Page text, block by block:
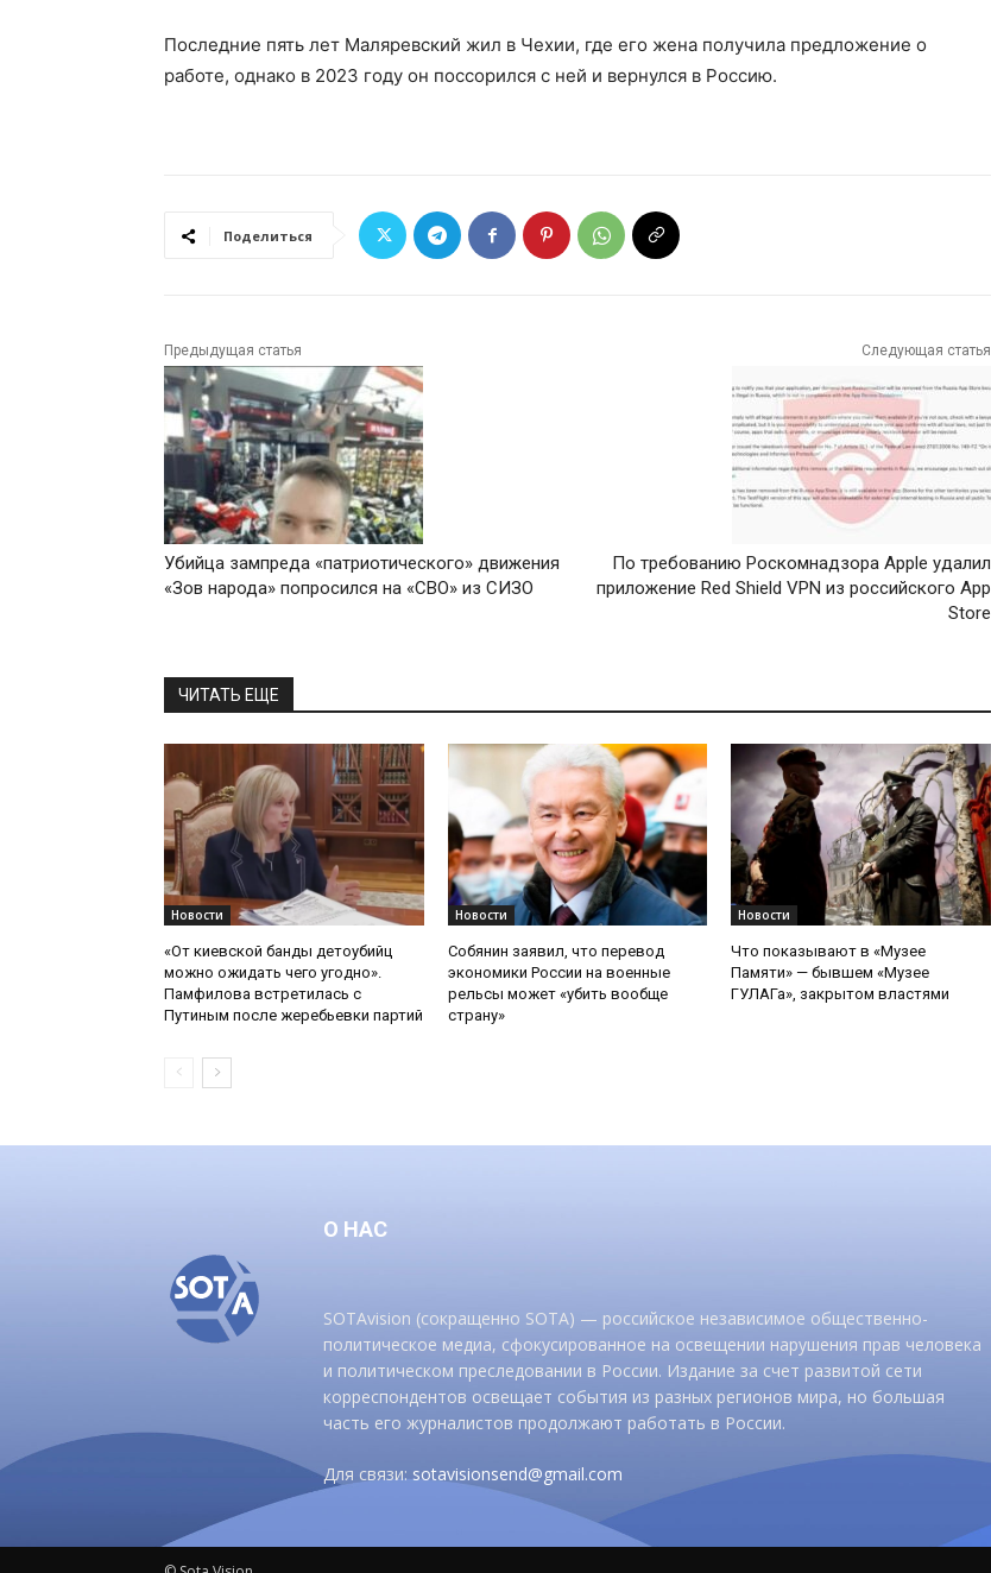
Последние пять лет Маляревский жил в Чехии, где его жена получила предложение о
работе, однако в 2023 году он поссорился с ней и вернулся в Россию.
Поделиться
Предыдущая статья
Убийца зампреда «патриотического» движения
«Зов народа» попросился на «СВО» из СИЗО
Следующая статья
По требованию Роскомнадзора Apple удалил
приложение Red Shield VPN из российского App
Store
ЧИТАТЬ ЕЩЕ
Новости
«От киевской банды детоубийц
можно ожидать чего угодно».
Памфилова встретилась с
Путиным после жеребьевки партий
Новости
Собянин заявил, что перевод
экономики России на военные
рельсы может «убить вообще
страну»
Новости
Что показывают в «Музее
Памяти» — бывшем «Музее
ГУЛАГа», закрытом властями
О НАС
SOTAvision (сокращенно SOTA) — российское независимое общественно-
политическое медиа, сфокусированное на освещении нарушения прав человека
и политическом преследовании в России. Издание за счет развитой сети
корреспондентов освещает события из разных регионов мира, но большая
часть его журналистов продолжают работать в России.
Для связи:sotavisionsend@gmail.com